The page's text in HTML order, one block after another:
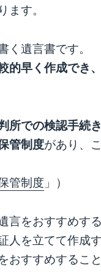
す。
遺言書です。
的早く作成でき
所での検認手続き
管制度があり、
管制度 」）
をおすすめする
を立てて作成
すすめすること